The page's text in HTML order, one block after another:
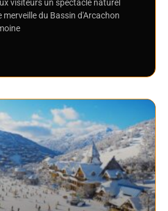
visiteurs un spectacle naturel
du Bassin d'Arcachon